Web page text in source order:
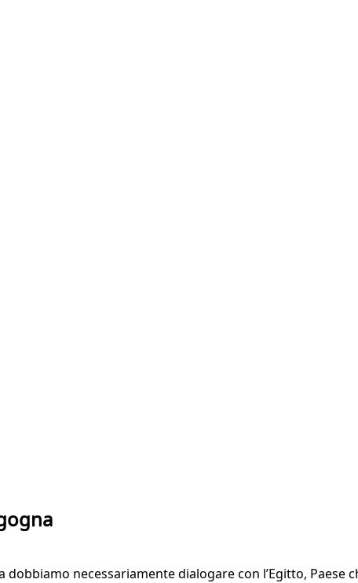
dobbiamo necessariamente dialogare con l’Egitto,